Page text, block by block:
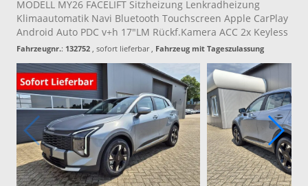
MODELL MY26 FACELIFT Sitzheizung Lenkradheizung
Klimaautomatik Navi Bluetooth Touchscreen Apple CarPlay
Android Auto PDC v+h 17"LM Rückf.Kamera ACC 2x Keyless
Fahrzeugnr.: 132752 , sofort lieferbar, Fahrzeug mit Tageszulassung